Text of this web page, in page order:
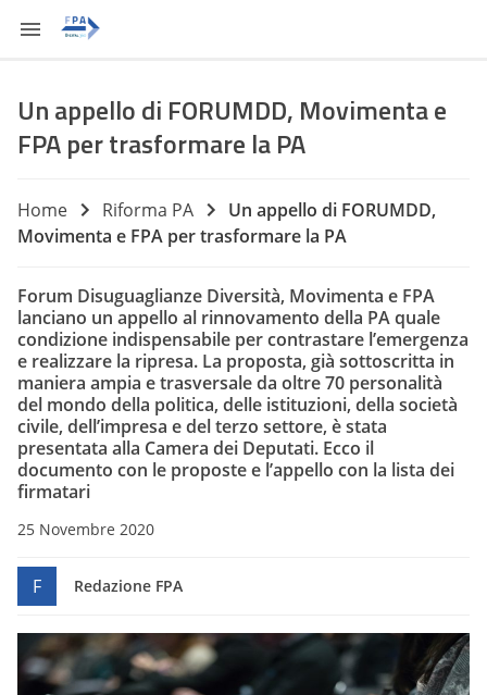
Un appello di FORUMDD, Movimenta e
FPA per trasformare la PA
Home Riforma PA
Un appello di FORUMDD,
Movimenta e FPA per trasformare la PA
Forum Disuguaglianze Diversità, Movimenta e FPA
lanciano un appello al rinnovamento della PA quale
condizione indispensabile per contrastare l’emergenza
e realizzare la ripresa. La proposta, già sottoscritta in
maniera ampia e trasversale da oltre 70 personalità
del mondo della politica, delle istituzioni, della società
civile, dell’impresa e del terzo settore, è stata
presentata alla Camera dei Deputati. Ecco il
documento con le proposte e l’appello con la lista dei
firmatari
25 Novembre 2020
F Redazione FPA